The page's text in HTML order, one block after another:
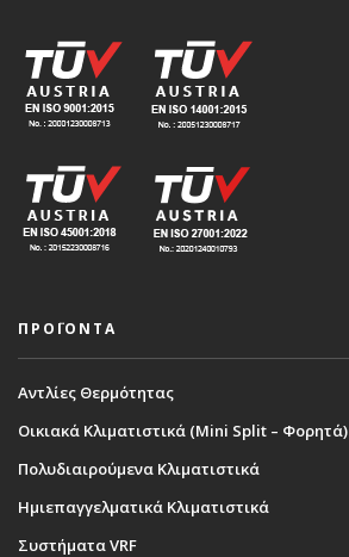
ΠΡΟΪΟΝΤΑ
Αντλίες Θερμότητας
Οικιακά Κλιματιστικά (Mini Split – Φορητά)
Πολυδιαιρούμενα Κλιματιστικά
Ημιεπαγγελματικά Κλιματιστικά
Συστήματα VRF